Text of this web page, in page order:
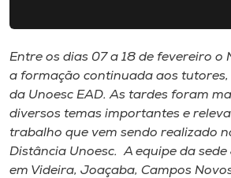
Museu
Unoesc
Store
Entre os dias 07 a 18 de fevereiro o
a formação continuada aos tutores,
da Unoesc EAD. As tardes foram
diversos temas importantes e
trabalho que vem sendo realizado
Distância Unoesc. A equipe da
em Videira, Joaçaba, Campos